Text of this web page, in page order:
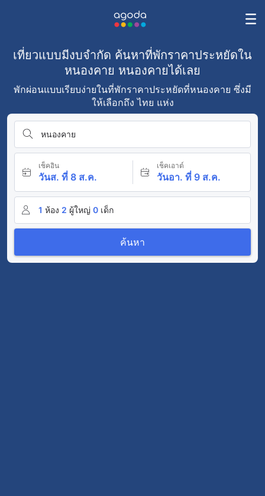
เที่ยวแบบมีงบจำกัด ค้นหาที่พักราคาประหยัดใน
หนองคาย หนองคายได้เลย
พักผ่อนแบบเรียบง่ายในที่พักราคาประหยัดที่หนองคาย ซึ่งมี
ให้เลือกถึง ไทย แห่ง
หนองคาย
เช็คอิน
วันส. ที่ 8 ส.ค.
เช็คเอาต์
วันอา. ที่ 9 ส.ค.
1 ห้อง 2 ผู้ใหญ่ 0 เด็ก
ค้นหา